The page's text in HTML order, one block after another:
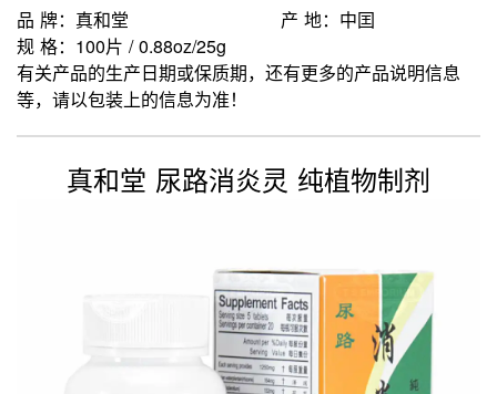
品 牌：真和堂
产 地：中囯
规 格：100片 / 0.88oz/25g
有关产品的生产日期或保质期，还有更多的产品说明信息
等，请以包装上的信息为准！
真和堂 尿路消炎灵 纯植物制剂